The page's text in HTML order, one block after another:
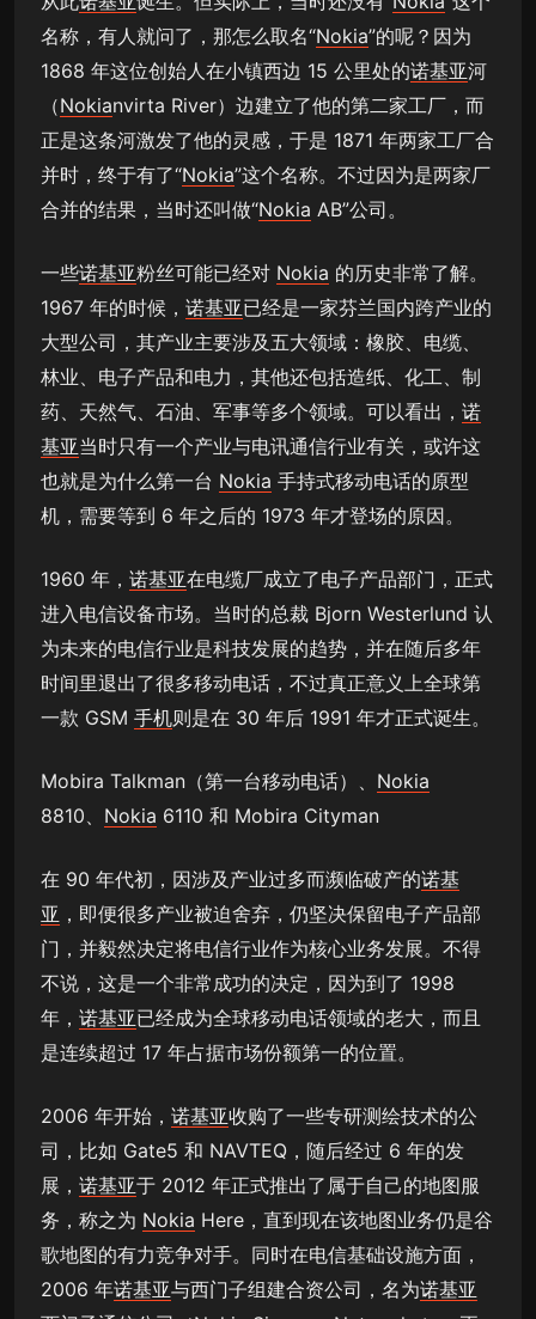
名称，有人就问了，那怎么取名“Nokia”的呢？因为
1868 年这位创始人在小镇西边 15 公里处的诺基亚河
（Nokianvirta River）边建立了他的第二家工厂，而
正是这条河激发了他的灵感，于是 1871 年两家工厂合
并时，终于有了“Nokia”这个名称。不过因为是两家厂
合并的结果，当时还叫做“Nokia AB”公司。
一些诺基亚粉丝可能已经对 Nokia 的历史非常了解。
1967 年的时候， 诺基亚已经是一家芬兰国内跨产业的
大型公司，其产业主要涉及五大领域：橡胶、电缆、
林业、电子产品和电力，其他还包括造纸、化工、制
药、天然气、石油、军事等多个领域。可以看出， 诺
基亚当时只有一个产业与电讯通信行业有关，或许这
也就是为什么第一台 Nokia 手持式移动电话的原型
机，需要等到 6 年之后的 1973 年才登场的原因。
1960 年， 诺基亚在电缆厂成立了电子产品部门，正式
进入电信设备市场。当时的总裁 Bjorn Westerlund 认
为未来的电信行业是科技发展的趋势，并在随后多年
时间里退出了很多移动电话，不过真正意义上全球第
一款 GSM 手机则是在 30 年后 1991 年才正式诞生。
Mobira Talkman（第一台移动电话）、 Nokia
8810、 Nokia 6110 和 Mobira Cityman
在 90 年代初，因涉及产业过多而濒临破产的诺基
亚 ，即便很多产业被迫舍弃，仍坚决保留电子产品部
门，并毅然决定将电信行业作为核心业务发展。不得
不说，这是一个非常成功的决定，因为到了 1998
年， 诺基亚已经成为全球移动电话领域的老大，而且
是连续超过 17 年占据市场份额第一的位置。
2006 年开始， 诺基亚收购了一些专研测绘技术的公
司，比如 Gate5 和 NAVTEQ，随后经过 6 年的发
展， 诺基亚于 2012 年正式推出了属于自己的地图服
务，称之为 Nokia Here，直到现在该地图业务仍是谷
歌地图的有力竞争对手。同时在电信基础设施方面，
2006 年诺基亚与西门子组建合资公司，名为诺基亚